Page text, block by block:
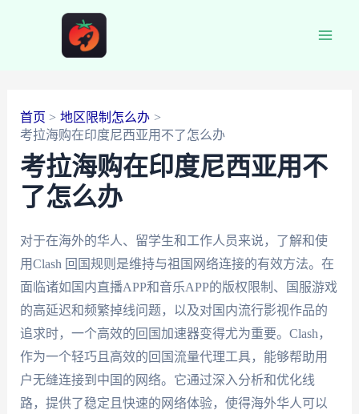
首页
地区限制怎么办
考拉海购在印度尼西亚用不了怎么办
考拉海购在印度尼西亚用不
了怎么办
对于在海外的华人、留学生和工作人员来说，了解和使
用Clash 回国规则是维持与祖国网络连接的有效方法。在
面临诸如国内直播APP和音乐APP的版权限制、国服游戏
的高延迟和频繁掉线问题，以及对国内流行影视作品的
追求时，一个高效的回国加速器变得尤为重要。Clash，
作为一个轻巧且高效的回国流量代理工具，能够帮助用
户无缝连接到中国的网络。它通过深入分析和优化线
路，提供了稳定且快速的网络体验，使得海外华人可以